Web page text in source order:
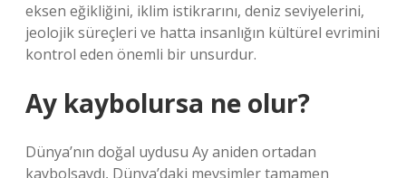
eksen eğikliğini, iklim istikrarını, deniz seviyelerini,
jeolojik süreçleri ve hatta insanlığın kültürel evrimini
kontrol eden önemli bir unsurdur.
Ay kaybolursa ne olur?
Dünya’nın doğal uydusu Ay aniden ortadan
kaybolsaydı, Dünya’daki mevsimler tamamen